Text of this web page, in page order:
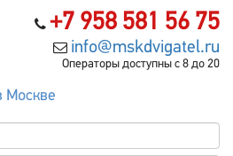
+7 958 581 56 75
info@mskdvigatel.ru
Операторы доступны с 8 до 20
Москве